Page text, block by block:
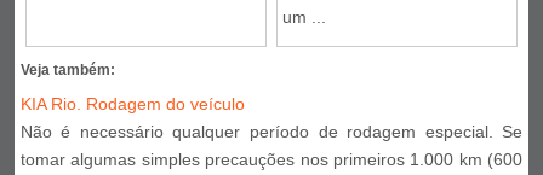
um ...
Veja também:
KIA Rio. Rodagem do veículo
Não é necessário qualquer período de rodagem especial. Se
tomar algumas simples precauções nos primeiros 1.000 km (600